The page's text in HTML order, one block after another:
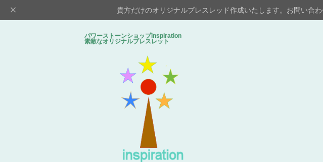
貴方だけのオリジナルブレスレッド作成いたします。お問い合
パワーストーンショップinspiration
素敵なオリジナルブレスレット